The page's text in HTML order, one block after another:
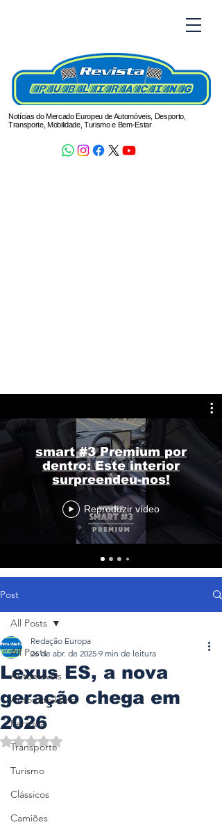
Notícias do Mercado Europeu de Automóveis, Desporto,
Transporte, Mobilidade, Turismo e Bem-Estar
smart #3 Premium por
dentro: Este interior
surpreendeu-nos!
Reproduzir vídeo
Post
All Posts
Automóveis
Automobilismo
Ferrovia
Transporte
Turismo
Clássicos
Camiões
All Posts
Lexus ES, a nova
geração chega em
2026
Redação Europa
26 de abr. de 2025 9 min de leitura
Avaliado com NaN de 5 estrelas.